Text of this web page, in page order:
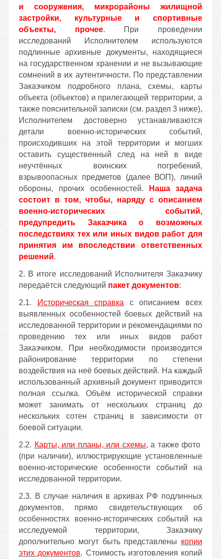
и сооружения, микрорайоны жилищной
застройки, культурные и спортивные
объекты, прочее. При проведении
исследований Исполнителем используются
подлинные архивные документы, находящиеся
на государственном хранении и не вызывающие
сомнений в их аутентичности. По представлении
Заказчиком подробного плана, схемы, карты
объекта (объектов) и прилегающей территории, а
также пояснительной записки (см. раздел 3 ниже),
Исполнителем достоверно устанавливаются
детали военно-исторических событий,
происходивших на этой территории и могших
оставить существенный след на ней в виде
неучтённых воинских погребений,
взрывоопасных предметов (далее ВОП), линий
обороны, прочих особенностей.
Наша задача
состоит в том, чтобы, наряду с описанием
военно-исторических событий,
предупредить Заказчика о возможных
последствиях тех или иных видов работ для
принятия им впоследствии ответственных
решений.
2. В итоге исследований Исполнителя Заказчику
передаётся следующий пакет документов:
2.1. Историческая справка с описанием всех
выявленных особенностей боевых действий на
исследованной территории и рекомендациями по
проведению тех или иных видов работ
Заказчиком. При необходимости производится
районирование территории по степени
воздействия на неё боевых действий. На каждый
использованный архивный документ приводится
полная ссылка. Объём исторической справки
может занимать от нескольких страниц до
нескольких сотен страниц в зависимости от
боевой ситуации.
2.2. Карты, или планы, или схемы, а также фото
(при наличии), иллюстрирующие установленные
военно-исторические особенности событий на
исследованной территории.
2.3. В случае наличия в архивах РФ подлинных
документов, прямо свидетельствующих об
особенностях военно-исторических событий на
исследуемой территории, Заказчику
дополнительно могут быть представлены копии
этих документов. Стоимость изготовления копий